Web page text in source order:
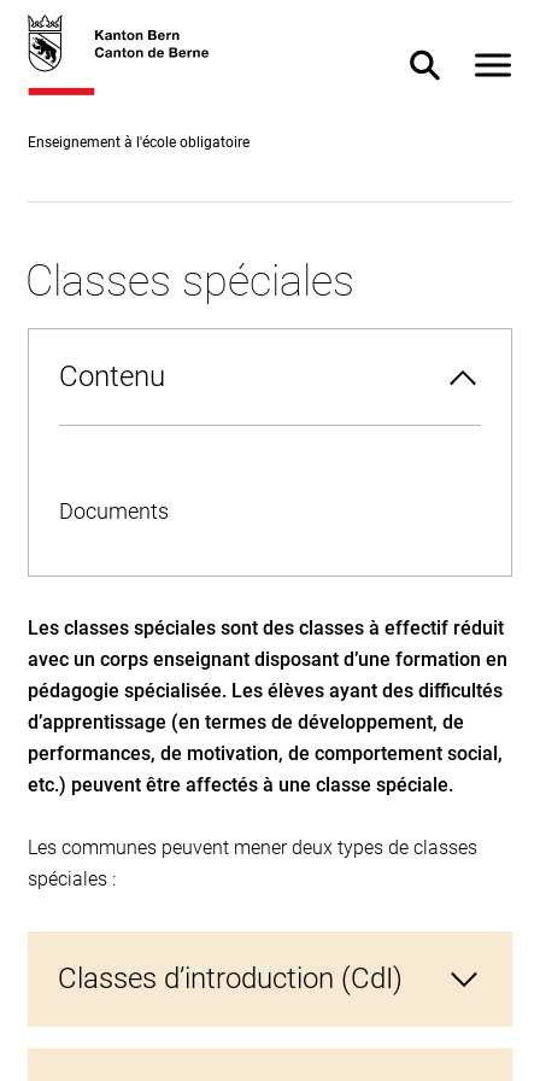
Accès
direct
skiplink.toNavigation
skiplink.toStartPage
Accès
direct à
Enseignement à l'école obligatoire
Afficher/
Classes spéciales
Contenu
Documents
Les classes spéciales sont des classes à effectif réduit
avec un corps enseignant disposant d’une formation en
pédagogie spécialisée. Les élèves ayant des difficultés
d’apprentissage (en termes de développement, de
performances, de motivation, de comportement social,
etc.) peuvent être affectés à une classe spéciale.
Les communes peuvent mener deux types de classes
spéciales :
Classes d’introduction (CdI)